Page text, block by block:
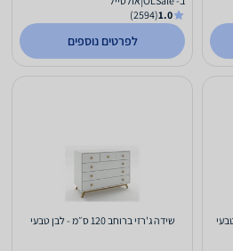
1.0
(2594)
לפרטים נוספים
שידה ג'רזי ברוחב 120 ס״מ - לבן טבעי